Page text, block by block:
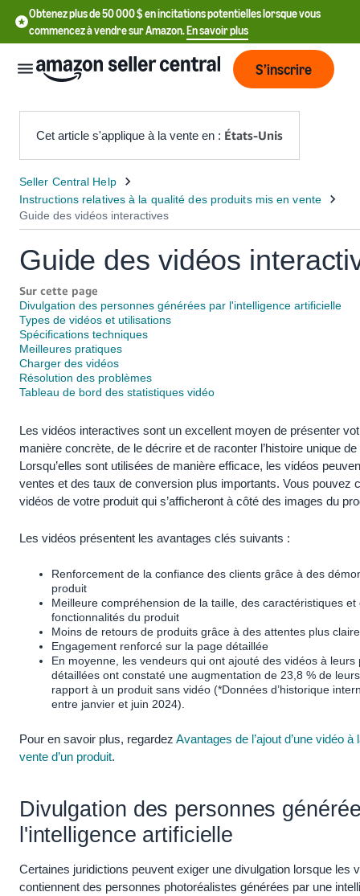
Obtenez plus de 50 000 $ en incitations potentielles lorsque vous
commencez à vendre sur Amazon.En savoir plus
English
- US
文
-
CN
한
국
어
KR
Français
- FR
Italiano
- IT
- IN
ไทย
- TH
தமிழ்
- IN
Việt -
Deutsch
- DE
- BR
Se
connecter
S’inscrire
S’inscrire
Cet article s'applique à la vente en : États-Unis
Guide des vidéos
Sur cette page
Divulgation des personnes générées par l'intelligence artificielle
Types de vidéos et utilisations
Spécifications techniques
Meilleures pratiques
Charger des vidéos
Résolution des problèmes
Tableau de bord des statistiques vidéo
Les vidéos interactives sont un excellent moyen de présenter
manière concrète, de le décrire et de raconter l’histoire unique
Lorsqu’elles sont utilisées de manière efficace, les vidéos
ventes et des taux de conversion plus importants. Vous pouvez
vidéos de votre produit qui s’afficheront à côté des images du
Les vidéos présentent les avantages clés suivants :
Renforcement de la confiance des clients grâce à des
produit
Meilleure compréhension de la taille, des caractéristiques et
fonctionnalités du produit
Moins de retours de produits grâce à des attentes plus
Engagement renforcé sur la page détaillée
En moyenne, les vendeurs qui ont ajouté des vidéos à leurs
détaillées ont constaté une augmentation de 23,8 % de
rapport à un produit sans vidéo (*Données d’historique
entre janvier et juin 2024).
Pour en savoir plus, regardez Avantages de l’ajout d’une vidéo à
vente d’un produit.
Divulgation des personnes
l'intelligence artificielle
Certaines juridictions peuvent exiger une divulgation lorsque les
contiennent des personnes photoréalistes générées par une